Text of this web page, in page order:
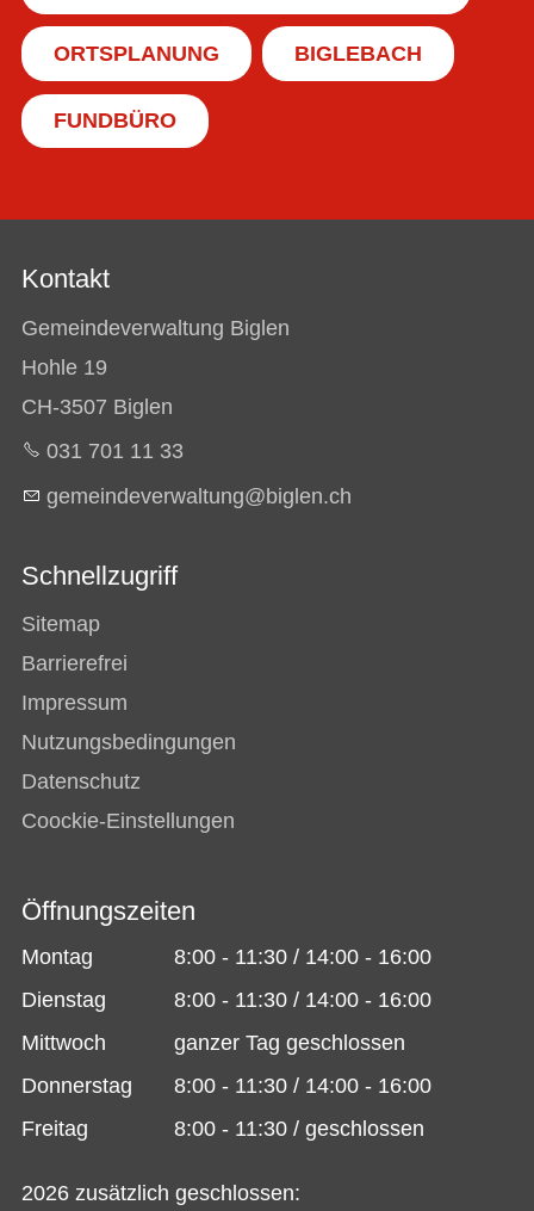
ORTSPLANUNG BIGLEBACH
FUNDBÜRO
Kontakt
Gemeindeverwaltung Biglen
Hohle 19
CH-3507 Biglen
031 701 11 33
g m nd v rw lt ng b gl n ch
Schnellzugriff
Sitemap
Barrierefrei
Impressum
Nutzungsbedingungen
Datenschutz
Coockie-Einstellungen
Öffnungszeiten
Montag
8:00 - 11:30 / 14:00 - 16:00
Dienstag
8:00 - 11:30 / 14:00 - 16:00
Mittwoch
ganzer Tag geschlossen
Donnerstag
8:00 - 11:30 / 14:00 - 16:00
Freitag
8:00 - 11:30 / geschlossen
2026 zusätzlich geschlossen: